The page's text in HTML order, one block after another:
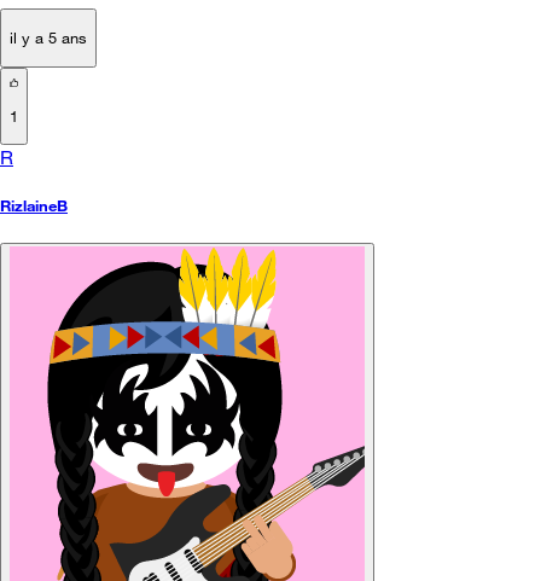
il y a 5 ans
1
R
RizlaineB